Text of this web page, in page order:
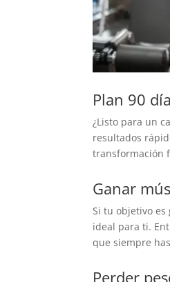
Plan 90
¿Listo para un
resultados
transformación
Ganar
Si tu objetivo
ideal para ti.
que siempre
Perder